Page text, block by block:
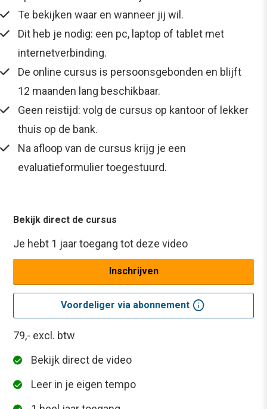
Te bekijken waar en wanneer jij wil.
Dit heb je nodig: een pc, laptop of tablet met
internetverbinding.
De online cursus is persoonsgebonden en blijft
12 maanden lang beschikbaar.
Geen reistijd: volg de cursus op kantoor of lekker
thuis op de bank.
Na afloop van de cursus krijg je een
evaluatieformulier toegestuurd.
Bekijk direct de cursus
Je hebt 1 jaar toegang tot deze video
Inschrijven
Voordeliger via abonnement info
79,- excl. btw
Bekijk direct de video
Leer in je eigen tempo